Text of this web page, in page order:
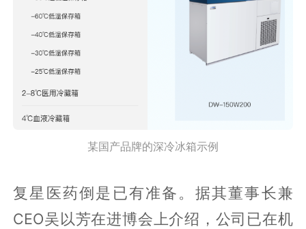
某国产品牌的深冷冰箱示例
复星医药倒是已有准备。据其董事长兼
CEO吴以芳在进博会上介绍，公司已在机